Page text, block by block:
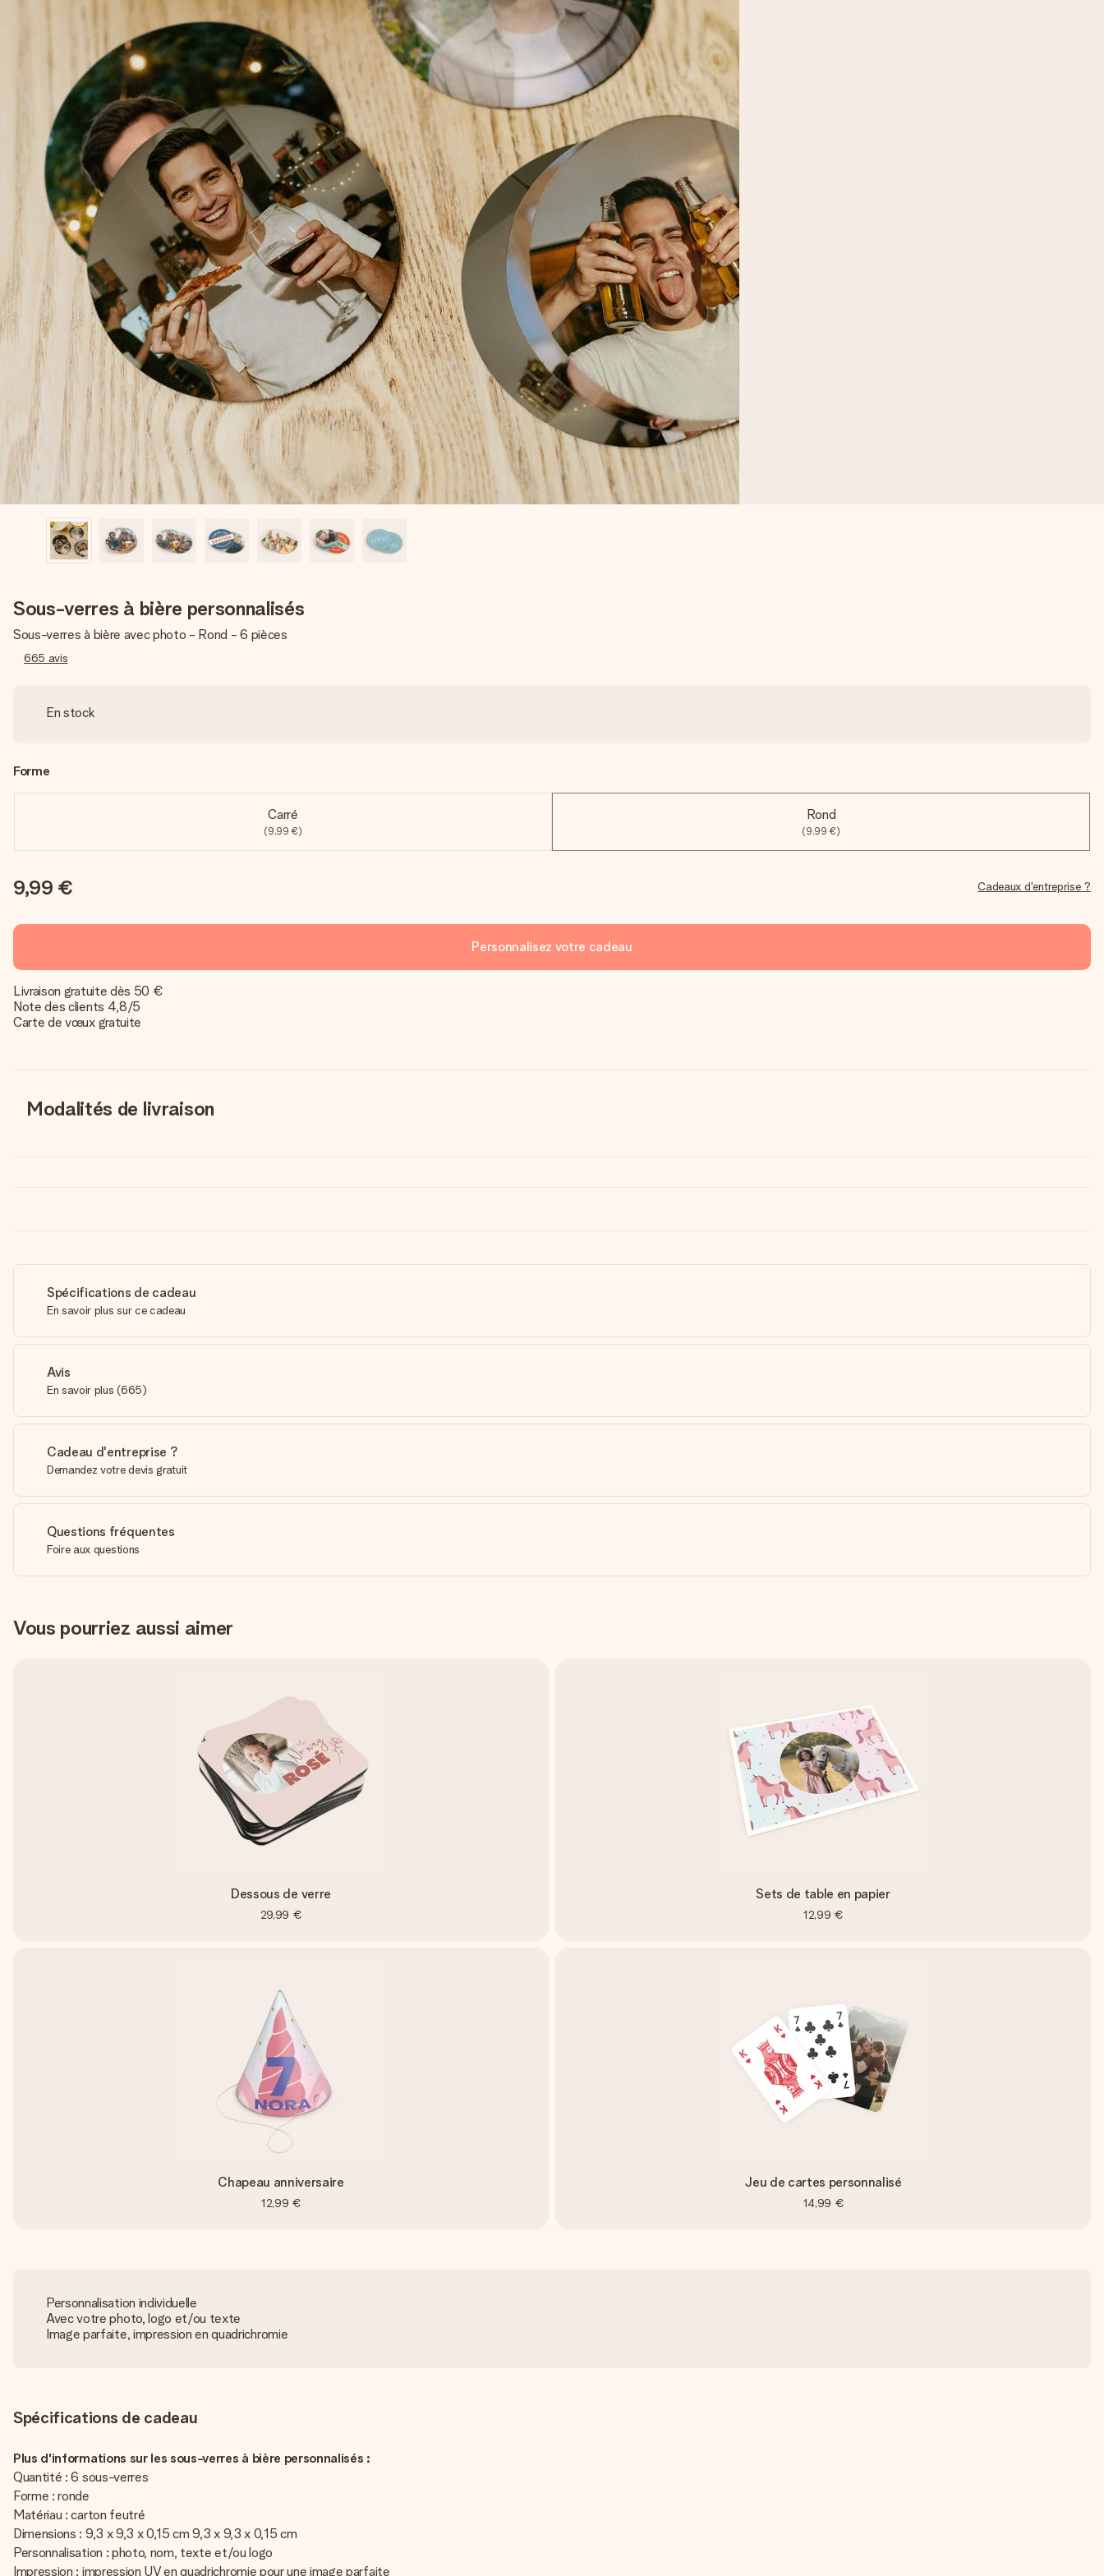
Sous-verres à bière personnalisés
Sous-verres à bière avec photo - Rond - 6 pièces
665 avis
En stock
Forme
Carré
(9,99 €)
Rond
(9,99 €)
9,99 € Cadeaux d'entreprise ?
Personnalisez votre cadeau
Livraison gratuite dès 50 €
Note des clients 4,8/5
Carte de vœux gratuite
Modalités de livraison
Spécifications de cadeau
En savoir plus sur ce cadeau
Avis
En savoir plus (665)
Cadeau d'entreprise ?
Demandez votre devis gratuit
Questions fréquentes
Foire aux questions
Vous pourriez aussi aimer
Dessous de verre
29,99 €
Sets de table en papier
12,99 €
Chapeau anniversaire
12,99 €
Jeu de cartes personnalisé
14,99 €
Personnalisation individuelle
Avec votre photo, logo et/ou texte
Image parfaite, impression en quadrichromie
Spécifications de cadeau
Plus d'informations sur les sous-verres à bière personnalisés :
Quantité : 6 sous-verres
Forme : ronde
Matériau : carton feutré
Dimensions : 9,3 x 9,3 x 0,15 cm 9,3 x 9,3 x 0,15 cm
Personnalisation : photo, nom, texte et/ou logo
Impression : impression UV en quadrichromie pour une image parfaite